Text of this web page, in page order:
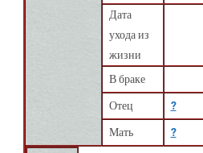
Дата
ухода из
жизни
В браке
Отец ?
Мать ?